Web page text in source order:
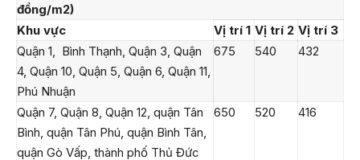
đồng/m2)
Khu vực
Vị trí 1 Vị trí 2 Vị trí 3
Quận 1, Bình Thạnh, Quận 3, Quận
4, Quận 10, Quận 5, Quận 6, Quận 11,
Phú Nhuận
675 540 432
Quận 7, Quận 8, Quận 12, quận Tân
Bình, quận Tân Phú, quận Bình Tân,
quận Gò Vấp, thành phố Thủ Đức
650 520 416